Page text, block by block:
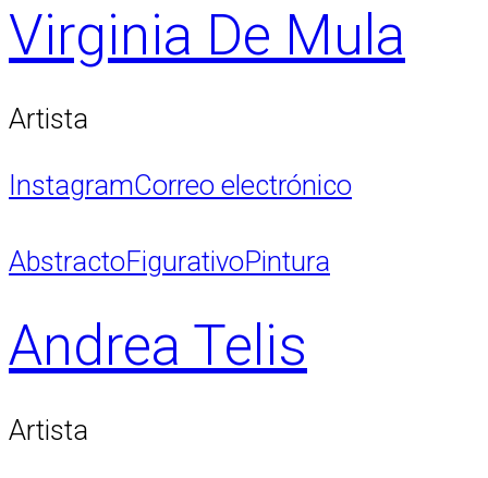
Virginia De Mula
Artista
InstagramCorreo electrónico
AbstractoFigurativoPintura
Andrea Telis
Artista